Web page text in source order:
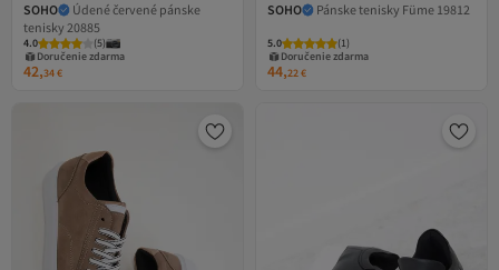
SOHO
Údené červené pánske
tenisky 20885
4.0 (5)
Doručenie zdarma
42,34€
SOHO Pánske tenisky Füme 19812
5.0 (1)
Doručenie zdarma
44,22€